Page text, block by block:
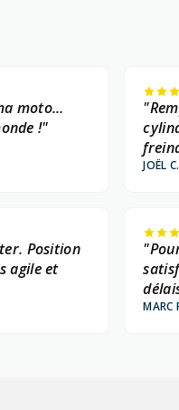
moto...
!"
JOËL C.
Position
agile et
MARC